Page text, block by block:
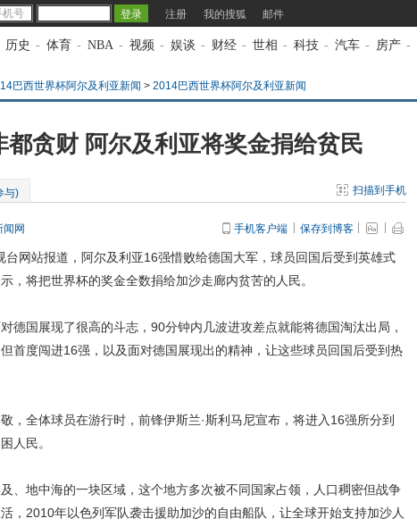
注册 我的搜狐 邮件
历史 - 体育 - NBA - 视频 - 娱谈 - 财经 - 世相 - 科技 - 汽车 - 房产 -
巴西世界杯阿尔及利亚新闻 > 2014巴西世界杯阿尔及利亚新闻
都贪财 阿尔及利亚将奖金捐给贫民
与) 扫描到手机
闻网 手机客户端 保存到博客
网站报道，阿尔及利亚16强惜败给德国大军，球员回国后受到英雄式
，将把世界杯的奖金全数捐给加沙走廊内贫苦的人民。
国展现了很高的斗志，90分钟内几波进攻差点就能将德国淘汰出局，
首度闯进16强，以及面对德国展现出的精神，让这些球员回国后受到热
全体球员在游行时，前锋伊斯兰·斯利马尼宣布，将进入16强所分到
人民。
地中海的一块区域，这个地方多次被不同国家占领，人口稠密但战争
，2010年以色列军队袭击援助加沙的自由船队，让全球开始支持加沙人